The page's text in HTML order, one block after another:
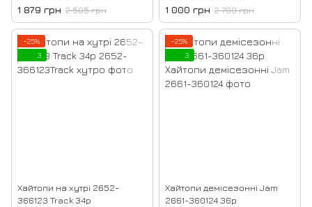
1 879 грн 2 505 грн 1 000 грн 2 709 грн
−25%
3
Хайтопи на хутрі 2652-
366123 Track 34р
−25%
3
Хайтопи демісезонні Jam
2661-360124 36р